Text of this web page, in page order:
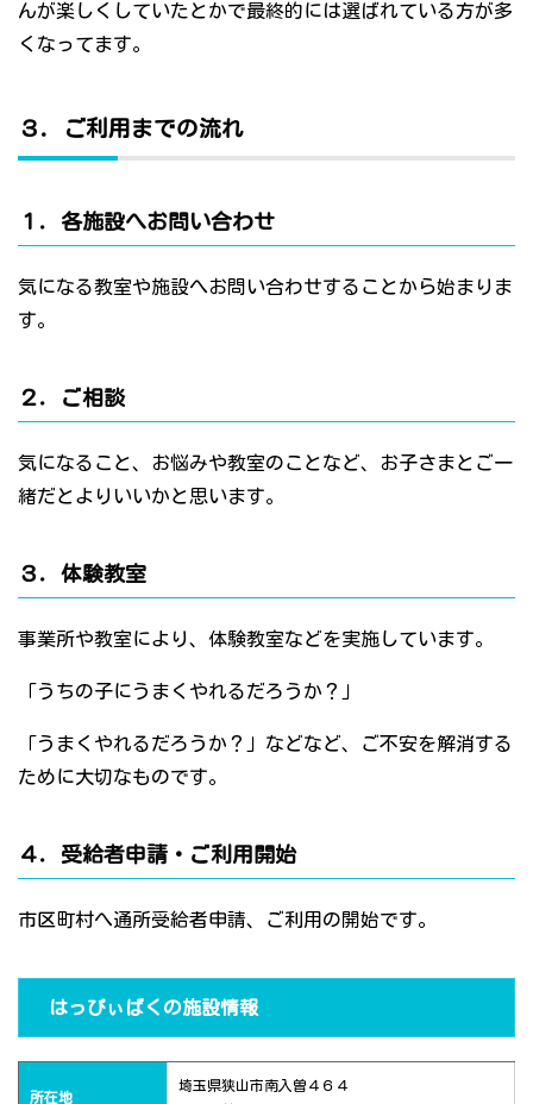
んが楽しくしていたとかで最終的には選ばれている方が多
くなってます。
３．ご利用までの流れ
１．各施設へお問い合わせ
気になる教室や施設へお問い合わせすることから始まりま
す。
２．ご相談
気になること、お悩みや教室のことなど、お子さまとご一
緒だとよりいいかと思います。
３．体験教室
事業所や教室により、体験教室などを実施しています。
「うちの子にうまくやれるだろうか？」
「うまくやれるだろうか？」などなど、ご不安を解消する
ために大切なものです。
４．受給者申請・ご利用開始
市区町村へ通所受給者申請、ご利用の開始です。
はっぴぃばくの施設情報
所在地
埼玉県狭山市南入曽４６４